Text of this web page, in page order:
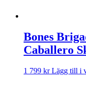
Bones
Caballero
1 799 kr Lägg till i